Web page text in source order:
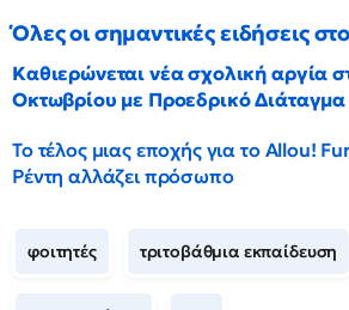
Όλες οι σημαντικές ειδήσεις
Καθιερώνεται νέα σχολική αργία
Οκτωβρίου με Προεδρικό Διάταγμα
Το τέλος μιας εποχής για το Allou!
Ρέντη αλλάζει πρόσωπο
φοιτητές τριτοβάθμια εκπαίδευση